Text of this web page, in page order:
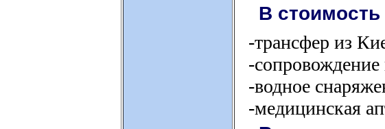
В
-трансфер из
-сопровождение
-водное
-медицинская